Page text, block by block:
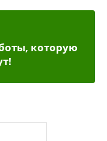
которую